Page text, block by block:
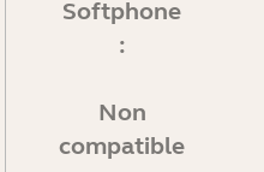
Softphone
:
Non
compatible